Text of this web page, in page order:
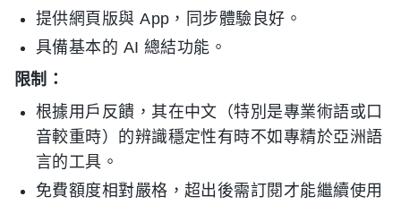
提供網頁版與 App，同步體驗良好。
具備基本的 AI 總結功能。
限制：
根據用戶反饋，其在中文（特別是專業術語或口
音較重時）的辨識穩定性有時不如專精於亞洲語
言的工具。
免費額度相對嚴格，超出後需訂閱才能繼續使用